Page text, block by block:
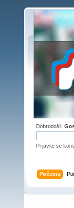
Dobrodošli,
Prijavite se
Početna